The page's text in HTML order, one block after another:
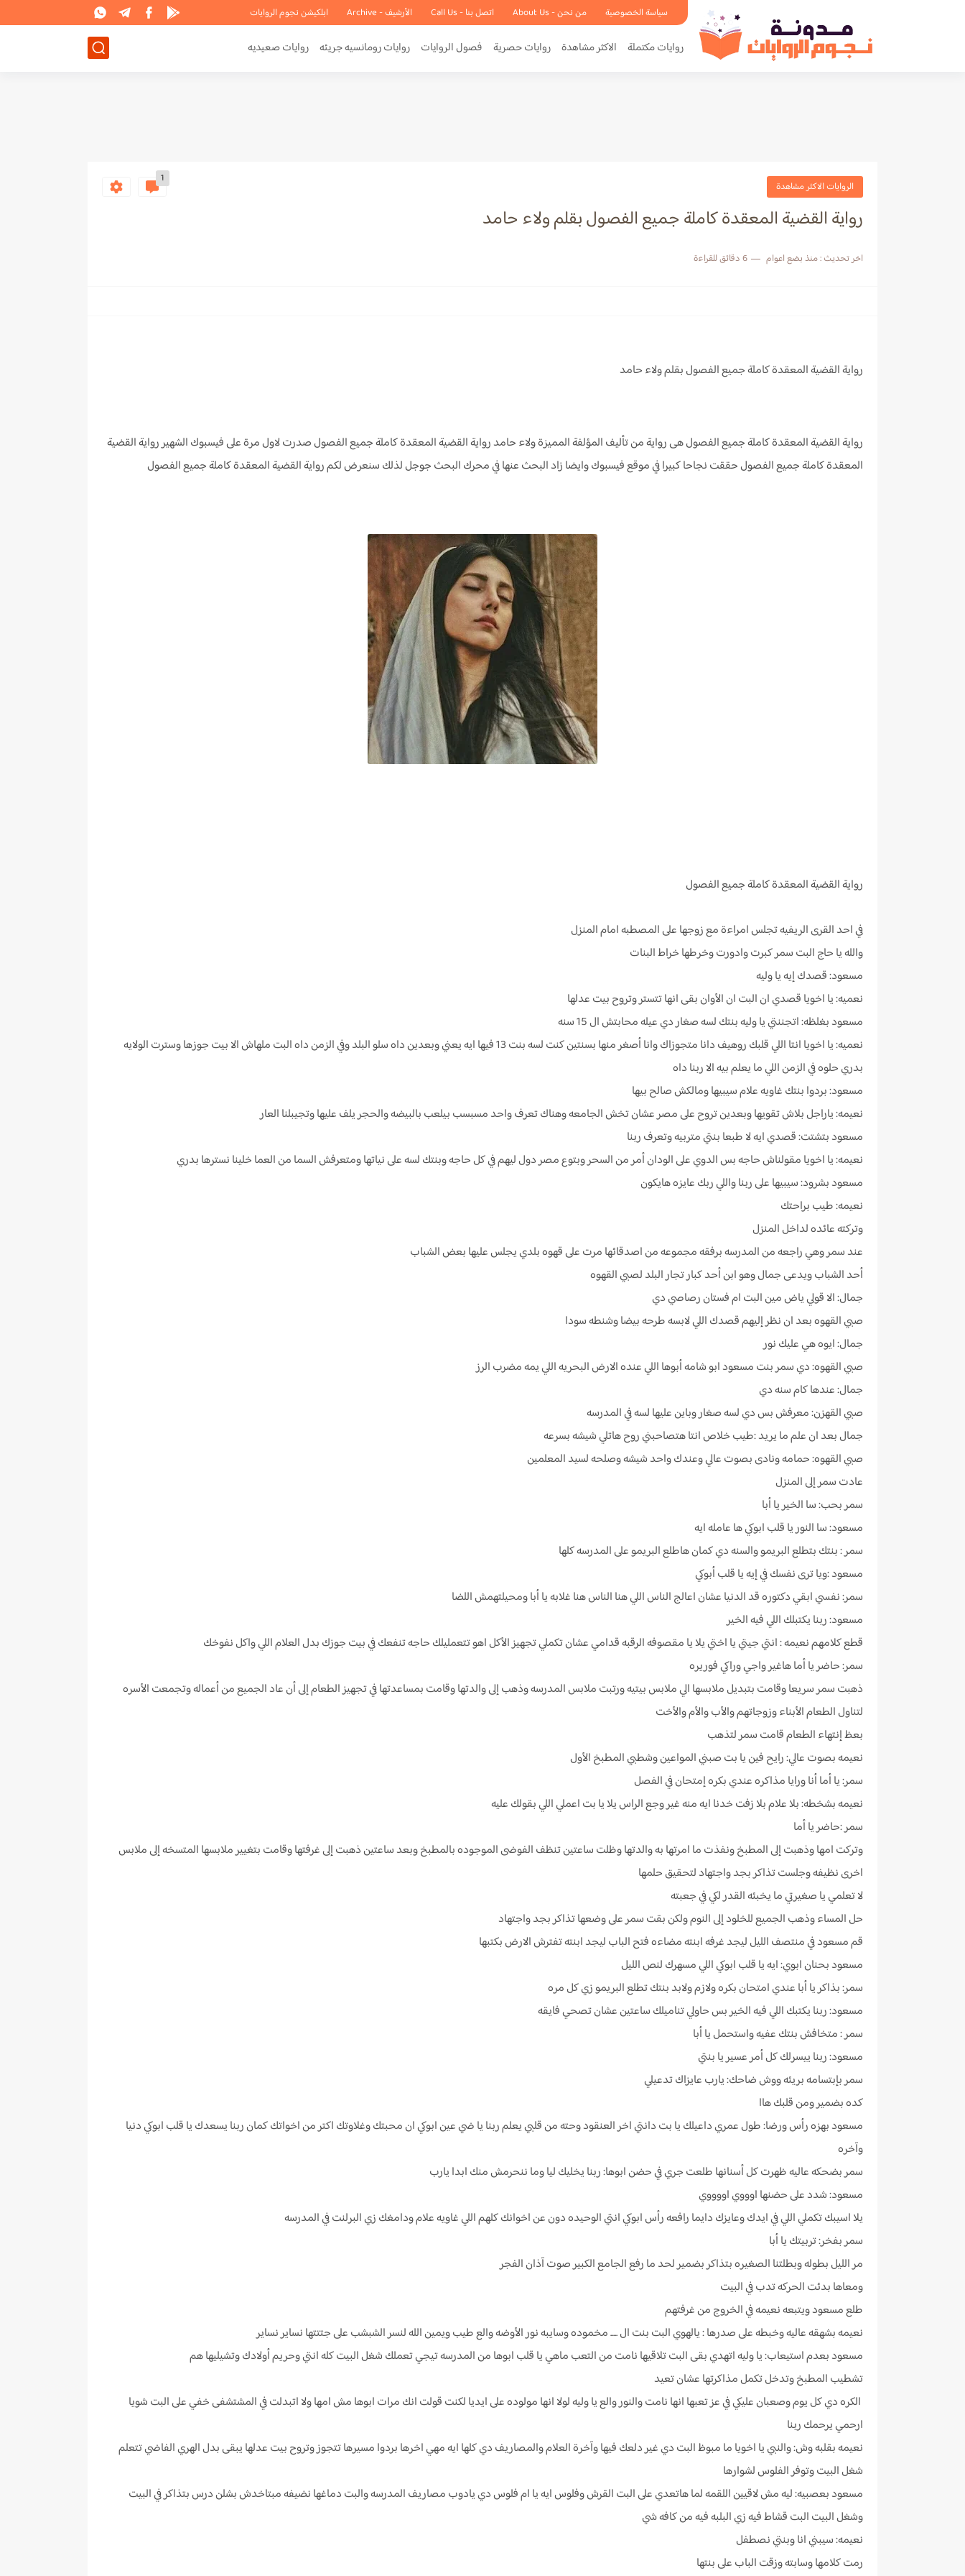
سياسة الخصوصية من نحن - About Us اتصل بنا - Call Us الأرشيف - Archive ابلكيشن نجوم الروايات
روايات مكتملة الاكثر مشاهدة روايات حصرية فصول الروايات روايات رومانسيه جريئه روايات صعيديه
الروايات الاكثر مشاهدة
1
رواية القضية المعقدة كاملة جميع الفصول بقلم ولاء حامد
اخر تحديث :منذ بضع اعوام 6 دقائق للقراءة
رواية القضية المعقدةكاملة جميع الفصولبقلم ولاء حامد
رواية القضية المعقدة كاملة جميع الفصول هى رواية من تأليف المؤلفة المميزة ولاء حامد رواية القضية المعقدة كاملة جميع الفصول صدرت لاول مرة على فيسبوك الشهير رواية القضية
المعقدة كاملة جميع الفصول حققت نجاحا كبيرا في موقع فيسبوك وايضا زاد البحث عنها في محرك البحث جوجل لذلك سنعرض لكم رواية القضية المعقدة كاملة جميع الفصول
روايةالقضية المعقدة كاملة جميع الفصول
في احد القرى الريفيه تجلس امراءة مع زوجها على المصطبه امام المنزل
والله يا حاج البت سمر كبرت وادورت وخرطها خراط البنات
مسعود: قصدك إيه يا وليه
نعميه: يا اخويا قصدي ان البت ان الأوان بقى انها تتستر وتروح بيت عدلها
مسعود بغلظه: اتجننتي يا وليه بنتك لسه صغار دي عيله محابتش ال 15 سنه
نعميه: يا اخويا انتا اللي قلبك روهيف دانا متجوزاك وانا أصغر منها بسنتين كنت لسه بنت 13 فيها ايه يعني وبعدين داه سلو البلد وفي الزمن داه البت ملهاش الا بيت جوزها وسترت الولايه
بدري حلوه في الزمن اللي ما يعلم بيه الا ربنا داه
مسعود: بردوا بنتك غاويه علام سيبيها ومالكش صالح بيها
نعيمه: ياراجل بلاش تقويها وبعدين تروح على مصر عشان تخش الجامعه وهناك تعرف واحد مسبسب بيلعب بالبيضه والحجر يلف عليها وتجيبلنا العار
مسعود بتشتت: قصدي ايه لا طبعا بنتي متربيه وتعرف ربنا
نعيمه: يا اخويا مقولناش حاجه بس الدوي على الودان أمر من السحر وبتوع مصر دول ليهم في كل حاجه وبنتك لسه على نياتها ومتعرفش السما من العما خلينا نسترها بدري
مسعود بشرود: سيبيها على ربنا واللي ربك عايزه هايكون
نعيمه: طيب براحتك
وتركته عائده لداخل المنزل
عند سمر وهي راجعه من المدرسه برفقه مجموعه من اصدقائها مرت على قهوه بلدي يجلس عليها بعض الشباب
أحد الشباب ويدعى جمال وهو ابن أحد كبار تجار البلد لصبي القهوه
جمال: الا قولي ياض مين البت ام فستان رصاصي دي
صبي القهوه بعد ان نظر إليهم قصدك اللي لابسه طرحه بيضا وشنطه سودا
جمال: ايوه هي عليك نور
صبي القهوه: دي سمر بنت مسعود ابو شامه أبوها اللي عنده الارض البحريه اللي يمه مضرب الرز
جمال: عندها كام سنه دي
صبي القهزن: معرفش بس دي لسه صغار وباين عليها لسه في المدرسه
جمال بعد ان علم ما يريد :طيب خلاص انتا هتصاحبني روح هاتلي شيشه بسرعه
صبي القهوه: حمامه ونادى بصوت عالي وعندك واحد شيشه وصلحه لسيد المعلمين
عادت سمر إلى المنزل
سمر بحب: سا الخير يا أبا
مسعود: سا النور يا قلب ابوكي ها عامله ايه
سمر : بنتك بتطلع البريمو والسنه دي كمان هاطلع البريمو على المدرسه كلها
مسعود :ويا ترى نفسك في إيه يا قلب أبوكي
سمر: نفسي ابقي دكتوره قد الدنيا عشان اعالج الناس اللي هنا الناس هنا غلابه يا أبا ومحيلتهمش اللضا
مسعود: ربنا يكتبلك اللي فيه الخير
قطع كلامهم نعيمه : انتي جيتي يا اختي يلا يا مقصوفه الرقبه قدامي عشان تكملي تجهيز الأكل اهو تتعمليلك حاجه تنفعك في بيت جوزك بدل العلام اللي واكل نفوخك
سمر: حاضر يا أما هاغير واجي وراكي فوريره
ذهبت سمر سريعا وقامت بتبديل ملابسها الي ملابس بيتيه ورتبت ملابس المدرسه وذهب إلى والدتها وقامت بمساعدتها في تجهيز الطعام إلى أن عاد الجميع من أعماله وتجمعت الأسره
لتناول الطعام الأبناء وزوجاتهم والأب والأم والأخت
بعظ إنتهاء الطعام قامت سمر لتذهب
نعيمه بصوت عالي: رايح فين يا بت صبني المواعين وشطبي المطبخ الأول
سمر: يا أما أنا ورايا مذاكره عندي بكره إمتحان في الفصل
نعيمه بشخطه: بلا علام بلا زفت خدنا ايه منه غير وجع الراس يلا يا بت اعملي اللي بقولك عليه
سمر :حاضر يا أما
وتركت امها وذهبت إلى المطبخ ونفذت ما امرتها به والدتها وظلت ساعتين تنظف الفوضى الموجوده بالمطبخ وبعد ساعتين ذهبت إلى غرفتها وقامت بتغيير ملابسها المتسخه إلى ملابس
اخرى نظيفه وجلست تذاكر بجد واجتهاد لتحقيق حلمها
لا تعلمي يا صغيرتي ما يخبئه القدر لكي في جعبته
حل المساء وذهب الجميع للخلود إلى النوم ولكن بقت سمر على وضعها تذاكر بجد واجتهاد
قم مسعود في منتصف الليل ليجد غرفه ابنته مضاءه فتح الباب ليجد ابنته تفترش الارض بكتبها
مسعود بحنان ابوي: ايه يا قلب ابوكي اللي مسهرك لنص الليل
سمر: بذاكر يا أبا عندي امتحان بكره ولازم ولابد بنتك تطلع البريمو زي كل مره
مسعود: ربنا يكتبك اللي فيه الخير بس حاولي تناميلك ساعتين عشان تصحي فايقه
سمر : متخافش بنتك عفيه واستحمل يا أبا
مسعود: ربنا ييسرلك كل أمر عسير يا بنتي
سمر بإبتسامه بريئه ووش ضاحك: يارب عايزاك تدعيلي
كده بضمير ومن قلبك هاا
مسعود بهزه رأس ورضا: طول عمري داعيلك يا بت دانتي اخر العنقود وحته من قلبي يعلم ربنا يا ضي عين ابوكي ان محبتك وغلاوتك اكتر من اخواتك كمان ربنا يسعدك يا قلب ابوكي دنيا
وآخره
سمر بضحكه عاليه ظهرت كل أسنانها طلعت جري في حضن ابوها: ربنا يخليك ليا وما ننحرمش منك ابدا يارب
مسعود: شدد على حضنها اوووي اووووي
يلا اسيبك تكملي اللي في ايدك وعايزك دايما رافعه رأس ابوكي انتي الوحيده دون عن اخوانك كلهم اللي غاويه علام ودامغك زي البرلنت في المدرسه
سمر بفخر: تربيتك يا أبا
مر الليل بطوله وبطلتنا الصغيره بتذاكر بضمير لحد ما رفع الجامع الكبير صوت آذان الفجر
ومعاها بدئت الحركه تدب في البيت
طلع مسعود ويتبعه نعيمه في الخروج من غرفتهم
نعيمه بشهقه عاليه وخبطه على صدرها : يالهوي البت بنت ال ..... مخموده وسايبه نور الأوضه والع طيب ويمين الله لنسر الشبشب على جتتتها نساير نساير
مسعود بعدم استيعاب: يا وليه اتهدي بقى البت تلاقيها نامت من التعب ماهي يا قلب ابوها من المدرسه تيجي تعملك شغل البيت كله انتي وحريم أولادك وتشيليها هم
تشطيب المطبخ وتدخل تكمل مذاكرتها عشان تعيد
الكره دي كل يوم وصعبان عليكي في عز تعبها انها نامت والنور والع يا وليه لولا انها مولوده على ايديا لكنت قولت انك مرات ابوها مش امها ولا اتبدلت في المشتشفى خفي على البت شويا
ارحمي يرحمك ربنا
نعيمه بقلبه وش: والنبي يا اخويا ما مبوظ البت دي غير دلعك فيها وآخرة العلام والمصاريف دي كلها ايه مهي اخرها بردوا مسيرها تتجوز وتروح بيت عدلها يبقى بدل الهري الفاضي تتعلم
شغل البيت وتوفر الفلوس لشوارها
مسعود بعصبيه: ليه مش لاقيين اللقمه لما هاتعدي على البت القرش وفلوس ايه يا ام فلوس دي يادوب مصاريف المدرسه والبت دماغها نضيفه مبتاخدش بشلن درس بتذاكر في البيت
وشغل البيت البت قشاط فيه زي البلبه فيه من كافه شي
نعيمه: سيبني انا وبنتي نصطفل
رمت كلامها وسابته وزقت الباب على بنتها